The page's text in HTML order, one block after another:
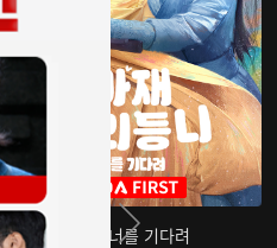
아재저리등니 : 너를 기다려